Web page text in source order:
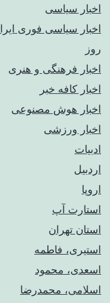
اخبار سیاسی
اخبار سیاسی فوری
روز
اخبار فرهنگی و هنری
اخبار کافه خبر
اخبار هوش مصنوعی
اخبار ورزشی
ادبیات
اردبیل
اروپا
استارت آپ
استان تهران
استیری، فاطمه
اسعدی، محمود
اسلامی، محمدرضا